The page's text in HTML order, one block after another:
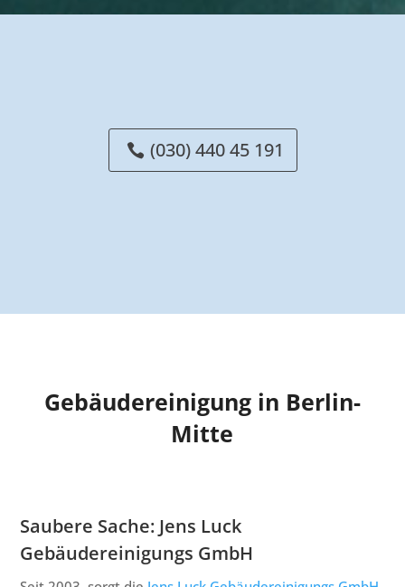
(030) 440 45 191
Gebäudereinigung in Berlin-
Mitte
Saubere Sache: Jens Luck
Gebäudereinigungs GmbH